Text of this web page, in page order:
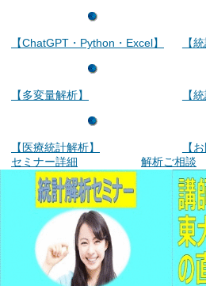
【ChatGPT・Python・Excel】
【多変量解析】
【医療統計解析】
【
【
【
セミナー詳細
解析ご相談